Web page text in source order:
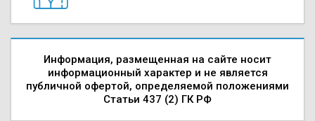
Информация, размещенная на сайте носит
информационный характер и не является
публичной офертой, определяемой положениями
Статьи 437 (2) ГК РФ